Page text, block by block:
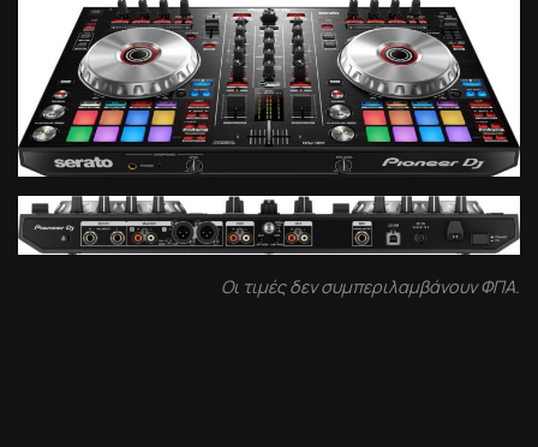
Οι τιμές δεν συμπεριλαμβάνουν ΦΠΑ.